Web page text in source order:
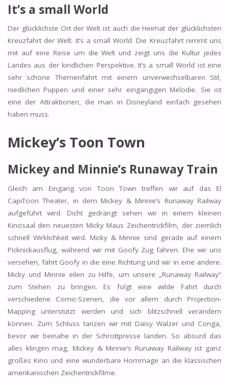
It’s a small World
Der glücklichste Ort der Welt ist auch die Heimat der glücklichsten
Kreuzfahrt der Welt: It’s a small World. Die Kreuzfahrt nimmt uns
mit auf eine Reise um die Welt und zeigt uns die Kultur jedes
Landes aus der kindlichen Perspektive. It’s a small World ist eine
sehr schöne Themenfahrt mit einem unverwechselbaren Stil,
niedlichen Puppen und einer sehr eingängigen Melodie. Sie ist
eine der Attraktionen, die man in Disneyland einfach gesehen
haben muss.
Mickey’s Toon Town
Mickey and Minnie’s Runaway Train
Gleich am Eingang von Toon Town treffen wir auf das El
CapiToon Theater, in dem Mickey & Minnie’s Runaway Railway
aufgeführt wird. Dicht gedrängt sehen wir in einem kleinen
Kinosaal den neuesten Micky Maus Zeichentrickfilm, der ziemlich
schnell Wirklichkeit wird. Micky & Minnie sind gerade auf einem
Picknickausflug, während wir mit Goofy Zug fahren. Ehe wir uns
versehen, fährt Goofy in die eine Richtung und wir in eine andere.
Micky und Minnie eilen zu Hilfe, um unsere „Runaway Railway“
zum Stehen zu bringen. Es folgt eine wilde Fahrt durch
verschiedene Comic-Szenen, die vor allem durch Projection-
Mapping unterstützt werden und sich blitzschnell verändern
können. Zum Schluss tanzen wir mit Daisy Walzer und Conga,
bevor wir beinahe in der Schrottpresse landen. So absurd das
alles klingen mag, Mickey & Minnie’s Runaway Railway ist ganz
großes Kino und eine wunderbare Hommage an die klassischen
amerikanischen Zeichentrickfilme.